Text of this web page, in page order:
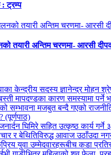
ट्रम्प
तयारी अन्तिम चरणमा- आरसी
केन्द्रीय सदस्य ज्ञानेन्द्र मोहन
मापदण्डका कारण समस्यामा
सम्भावना मजबुत बन्दै गएको
(पूर्णपाठ)
घिमिरे सहित उत्कृष्ठ कार्य
र बेथितिविरुद्ध आवाज उठाँउदा
युवा उम्मेदवारहरूबीच कडा